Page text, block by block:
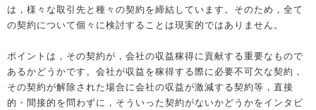
は，様々な取引先と種々の契約を締結しています。そのため，全て
の契約について個々に検討することは現実的ではありません。
ポイントは，その契約が，会社の収益稼得に貢献する重要なもので
あるかどうかです。会社が収益を稼得する際に必要不可欠な契約，
その契約が解除された場合に会社の収益が激減する契約等，直接
的・間接的を問わずに，そういった契約がないかどうかをインタビ